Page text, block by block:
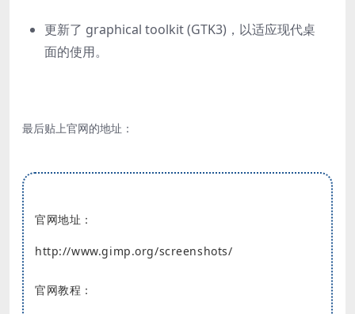
更新了 graphical toolkit (GTK3)，以适应现代桌
面的使用。
最后贴上官网的地址：
官网地址：
http://www.gimp.org/screenshots/
官网教程：